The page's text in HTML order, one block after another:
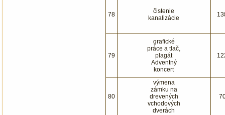
78
čistenie
kanalizácie
79
grafické
práce a tlač,
plagát
Adventný
koncert
80
výmena
zámku na
drevených
vchodových
dverách